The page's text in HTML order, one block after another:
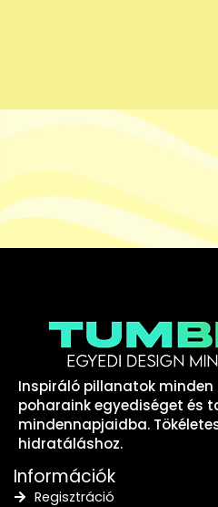
Inspiráló pillanatok
poharaink egyediséget és
mindennapjaidba.
hidratáláshoz.
Információk
Regisztráció